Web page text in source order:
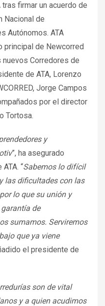
firmar un acuerdo de
Nacional de
Autónomos. ATA
principal de Newcorred
Corredores de
de ATA, Lorenzo
Jorge Campos
por el director
Tortosa.
y
”, ha asegurado
“Sabemos lo difícil
las dificultades con las
lo que su unión y
de
sumamos. Serviremos
que ya viene
el presidente de
son de vital
y a quien acudimos